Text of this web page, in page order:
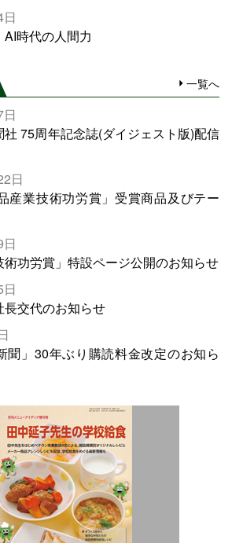
AI時代の人間力
一覧へ
社 75周年記念誌(ダイジェスト版)配信
日
産業技術功労賞」受賞商品及びテー
術功労賞」特設ページ公開のお知らせ
長交代のお知らせ
聞」30年ぶり購読料金改定のお知ら